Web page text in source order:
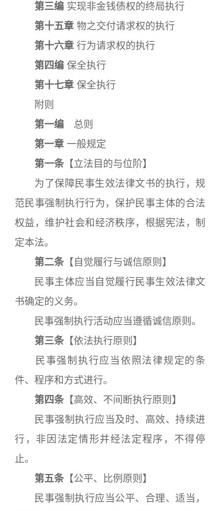
第三编 实现非金钱债权的终局执行
第十五章 物之交付请求权的执行
第十六章 行为请求权的执行
第四编 保全执行
第十七章 保全执行
附则
第一编 总则
第一章 一般规定
第一条 【立法目的与位阶】
为了保障民事生效法律文书的执行，规
范民事强制执行行为，保护民事主体的合法
权益，维护社会和经济秩序，根据宪法，制
定本法。
第二条 【自觉履行与诚信原则】
民事主体应当自觉履行民事生效法律文
书确定的义务。
民事强制执行活动应当遵循诚信原则。
第三条 【依法执行原则】
民事强制执行应当依照法律规定的条
件、程序和方式进行。
第四条 【高效、不间断执行原则】
民事强制执行应当及时、高效、持续进
行，非因法定情形并经法定程序，不得停
止。
第五条 【公平、比例原则】
民事强制执行应当公平、合理、适当，